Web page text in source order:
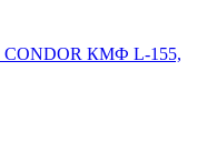
CONDOR КМФ L-155,